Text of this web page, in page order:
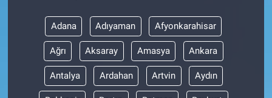
Adana Adıyaman Afyonkarahisar
Ağrı Aksaray Amasya Ankara
Antalya Ardahan Artvin Aydın